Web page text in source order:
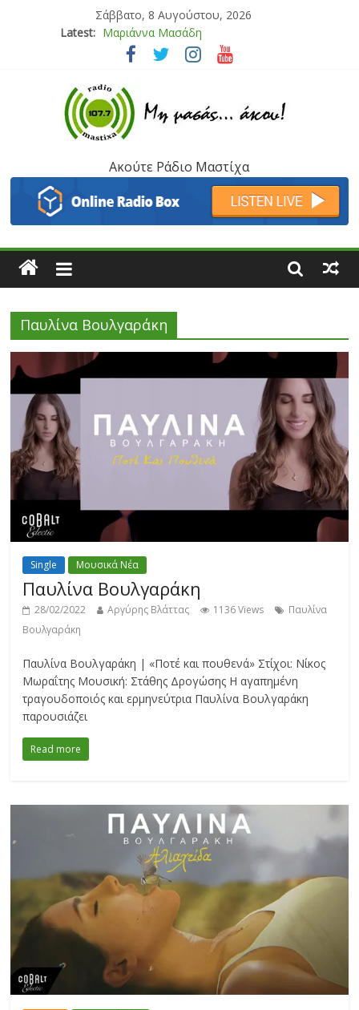
Σάββατο, 8 Αυγούστου, 2026
Latest: Τάνια Μπρεάζου
Bliss
Μάνος Τρυπιάς & Γιώργος Στρατάκης
Ιορδάνης Αγαπητός
Μαριάννα Μασάδη
Ακούτε Ράδιο Μαστίχα
Παυλίνα Βουλγαράκη
Single Μουσικά Νέα
Παυλίνα Βουλγαράκη
28/02/2022 Αργύρης Βλάττας 1136 Views
Παυλίνα
Βουλγαράκη
Παυλίνα Βουλγαράκη | «Ποτέ και πουθενά» Στίχοι: Nίκος
Μωραΐτης Μουσική: Στάθης Δρογώσης Η αγαπημένη
τραγουδοποιός και ερμηνεύτρια Παυλίνα Βουλγαράκη
παρουσιάζει
Read more